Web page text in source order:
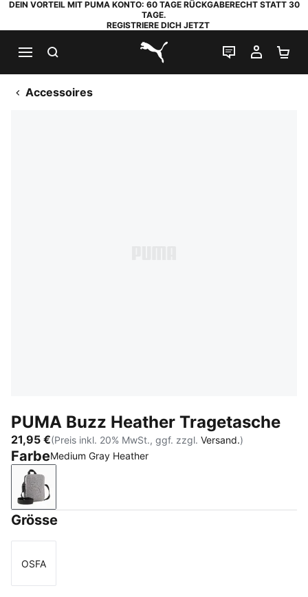
DEIN VORTEIL MIT PUMA KONTO: 60 TAGE RÜCKGABERECHT STATT 30
TAGE.
REGISTRIERE DICH JETZT
PUMA.com
LIVE-CHAT
MEIN
Accessoires
PUMA Buzz Heather Tragetasche
21,95 €(Preis inkl. 20% MwSt., ggf. zzgl. Versand.)
FarbeMedium Gray Heather
Medium Gray Heather
Grösse
Größe
OSFA